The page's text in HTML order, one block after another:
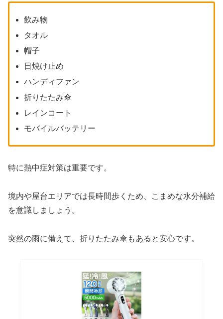
飲み物
タオル
帽子
日焼け止め
ハンディファン
折りたたみ傘
レインコート
モバイルバッテリー
特に熱中症対策は重要です。
境内や屋台エリアでは長時間歩くため、こまめな水分補給
を意識しましょう。
突然の雨に備えて、折りたたみ傘もあると安心です。